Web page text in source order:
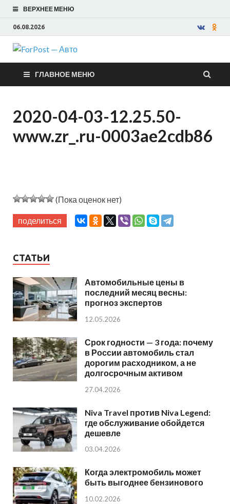
ВЕРХНЕЕ МЕНЮ
06.08.2026
ForPost —
Авто
ГЛАВНОЕ МЕНЮ
2020-04-03-12.25.50-
www.zr_.ru-0003ae2cdb86
(Пока оценок нет)
поделиться
СТАТЬИ
Автомобильные цены в
последний месяц весны:
прогноз экспертов
12.05.2026
Срок годности — 3 года: почему
в России автомобиль стал
дорогим расходником, а не
долгосрочным активом
27.04.2026
Niva Travel против Niva Legend:
где обслуживание обойдется
дешевле
03.04.2026
Когда электромобиль может
быть выгоднее бензинового
10.02.2026